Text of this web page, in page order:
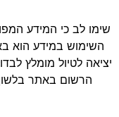
שימו לב כי המידע
השימוש במידע הוא
יציאה לטיול מומלץ
הרשום באתר